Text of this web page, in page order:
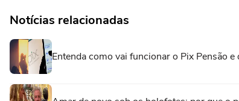
Notícias relacionadas
Entenda como vai funcionar o Pix Pensão